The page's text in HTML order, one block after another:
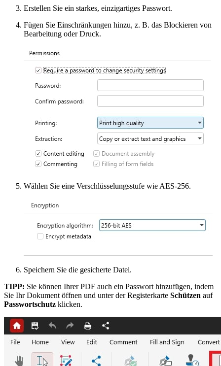
Erstellen Sie ein starkes, einzigartiges Passwort.
Fügen Sie Einschränkungen hinzu, z. B. das Blockieren von
Bearbeitung oder Druck.
Wählen Sie eine Verschlüsselungsstufe wie AES-256.
Speichern Sie die gesicherte Datei.
TIPP: Sie können Ihrer PDF auch ein Passwort hinzufügen, indem
Sie Ihr Dokument öffnen und unter der Registerkarte Schützen auf
Passwortschutz klicken.